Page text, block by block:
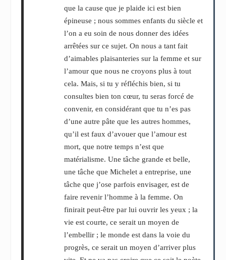
que la cause que je plaide ici est bien
épineuse ; nous sommes enfants du siècle et
l’on a eu soin de nous donner des idées
arrêtées sur ce sujet. On nous a tant fait
d’aimables plaisanteries sur la femme et sur
l’amour que nous ne croyons plus à tout
cela. Mais, si tu y réfléchis bien, si tu
consultes bien ton cœur, tu seras forcé de
convenir, en considérant que tu n’es pas
d’une autre pâte que les autres hommes,
qu’il est faux d’avouer que l’amour est
mort, que notre temps n’est que
matérialisme. Une tâche grande et belle,
une tâche que Michelet a entreprise, une
tâche que j’ose parfois envisager, est de
faire revenir l’homme à la femme. On
finirait peut-être par lui ouvrir les yeux ; la
vie est courte, ce serait un moyen de
l’embellir ; le monde est dans la voie du
progrès, ce serait un moyen d’arriver plus